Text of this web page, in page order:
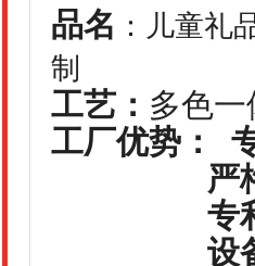
品名 ：儿童
制
工艺： 多
工厂优势：
严格监
专利工
设备完